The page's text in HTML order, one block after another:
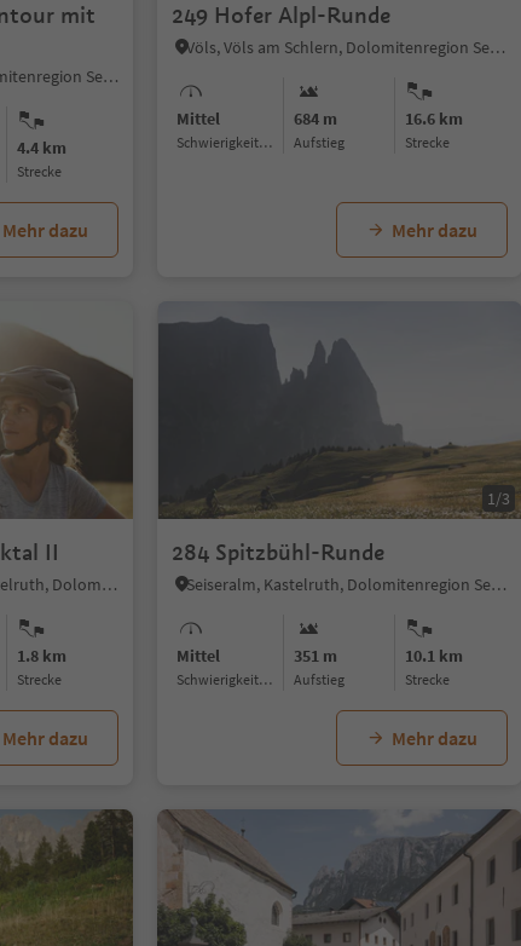
mit
Seiseralm, Kastelruth, Dolomitenregion Seiser Alm
4.4 km
Strecke
Mehr dazu
249 Hofer Alpl-Runde
Völs, Völs am Schlern, Dolomitenregion Seiser Alm
Mittel
Schwierigkeitsgrad
684 m
Aufstieg
16.6 km
Strecke
Mehr dazu
II
St. Oswald - Kastelruth, Kastelruth, Dolomitenregion Seiser Alm
1.8 km
Strecke
Mehr dazu
1/3
284 Spitzbühl-Runde
Seiseralm, Kastelruth, Dolomitenregion Seiser Alm
Mittel
Schwierigkeitsgrad
351 m
Aufstieg
10.1 km
Strecke
Mehr dazu